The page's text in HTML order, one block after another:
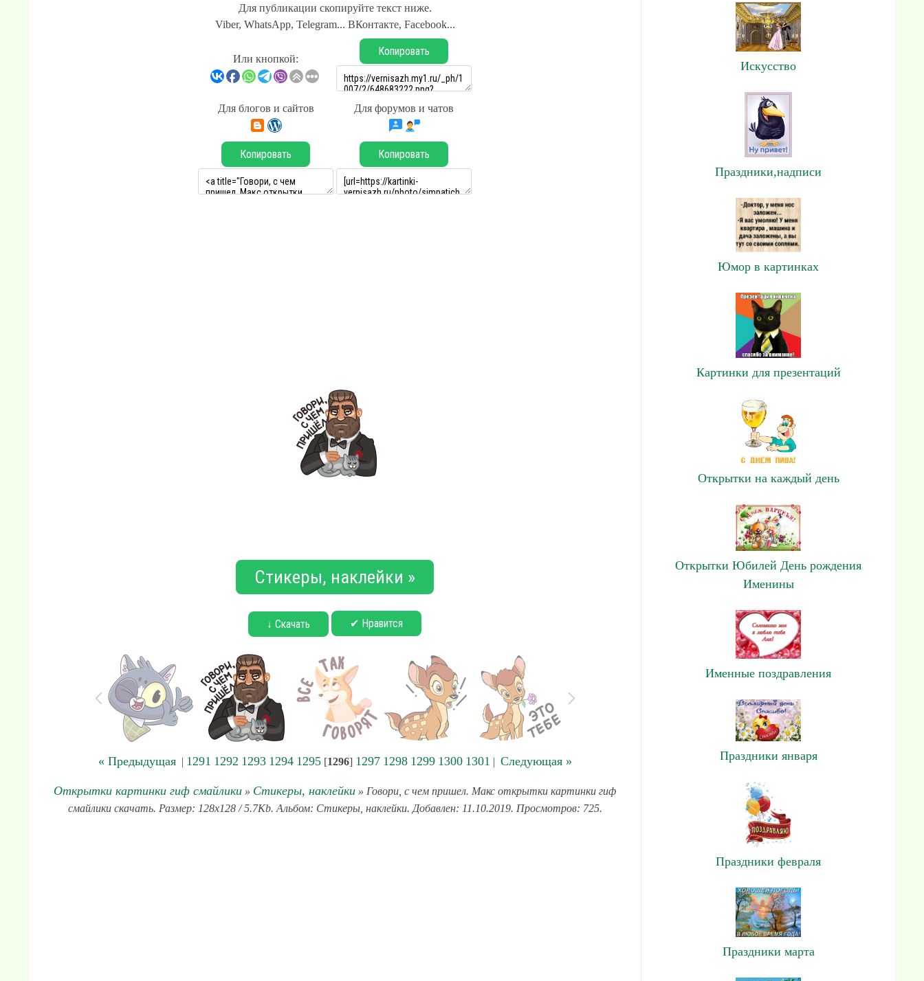
Для публикации скопируйте текст ниже.
Viber, WhatsApp, Telegram... ВКонтакте, Facebook...
Или кнопкой:
Копировать
Для блогов и сайтов Для форумов и чатов
Копировать Копировать
Стикеры, наклейки »
↓ Скачать ✔ Нравится
« Предыдущая| 1291 1292 1293 1294 1295[1296] 1297 1298 1299 1300 1301 | Следующая »
Открытки картинки гиф смайлики » Стикеры, наклейки » Говори, с чем пришел. Макс открытки картинки гиф
смайлики скачать. Размер: 128x128 / 5.7Kb. Альбом: Стикеры, наклейки. Добавлен: 11.10.2019. Просмотров: 725.
Искусство
Праздники,надписи
Юмор в картинках
Картинки для презентаций
Открытки на каждый день
Открытки Юбилей День рождения
Именины
Именные поздравления
Праздники января
Праздники февраля
Праздники марта